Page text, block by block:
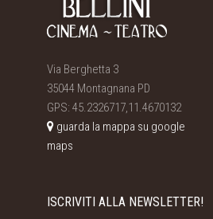
Via Berghetta 3
35044 Montagnana PD
GPS: 45.2326717,11.4670132
guarda la mappa su google
maps
ISCRIVITI ALLA NEWSLETTER!